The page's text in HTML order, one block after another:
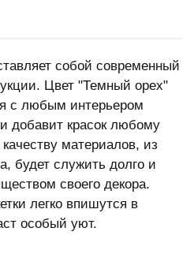
собой современный
Цвет "Темный орех"
с любым интерьером
добавит красок любому
материалов, из
будет служить долго и
своего декора.
легко впишутся в
особый уют.